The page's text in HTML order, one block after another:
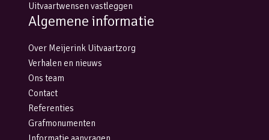
Uitvaartwensen vastleggen
Algemene informatie
Over Meijerink Uitvaartzorg
Verhalen en nieuws
Ons team
Contact
Referenties
Grafmonumenten